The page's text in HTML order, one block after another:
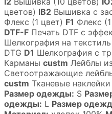
цветов) IB2 Вышивка с
Флекс (1 цвет) F1 Флекс
DTF-F Печать DTF с
Шелкография на
DTG D1 Шелкография с
Карманы custm Лейблы
Светоотражающие
custm Тканевые наклейки
Размер одежды: S
одежды: L Размер